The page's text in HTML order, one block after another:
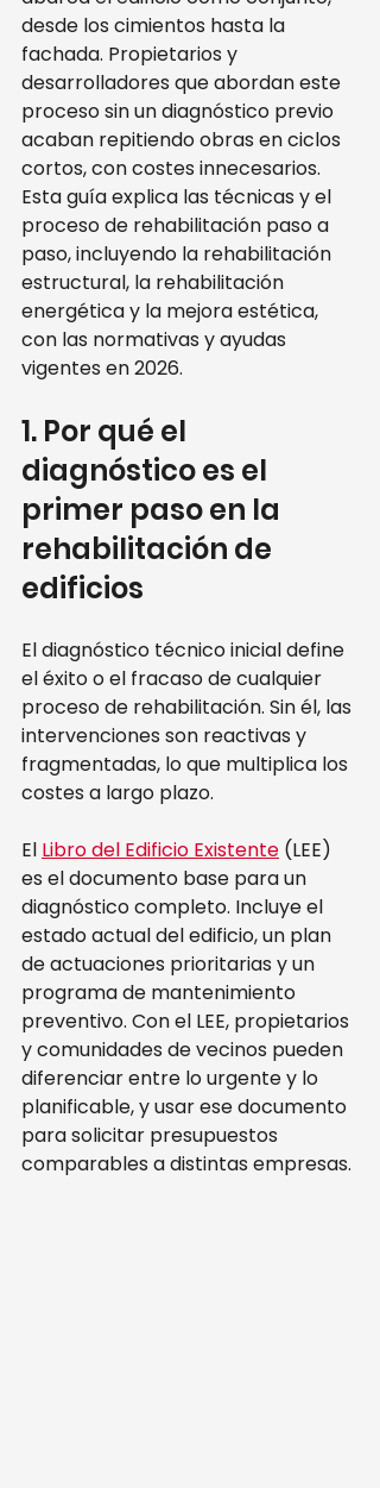
desde los cimientos hasta la
fachada. Propietarios y
desarrolladores que abordan este
proceso sin un diagnóstico previo
acaban repitiendo obras en ciclos
cortos, con costes innecesarios.
Esta guía explica las técnicas y el
proceso de rehabilitación paso a
paso, incluyendo la rehabilitación
estructural, la rehabilitación
energética y la mejora estética,
con las normativas y ayudas
vigentes en 2026.
1. Por qué el
diagnóstico es el
primer paso en la
rehabilitación de
edificios
El diagnóstico técnico inicial define
el éxito o el fracaso de cualquier
proceso de rehabilitación. Sin él, las
intervenciones son reactivas y
fragmentadas, lo que multiplica los
costes a largo plazo.
El Libro del Edificio Existente (LEE)
es el documento base para un
diagnóstico completo. Incluye el
estado actual del edificio, un plan
de actuaciones prioritarias y un
programa de mantenimiento
preventivo. Con el LEE, propietarios
y comunidades de vecinos pueden
diferenciar entre lo urgente y lo
planificable, y usar ese documento
para solicitar presupuestos
comparables a distintas empresas.